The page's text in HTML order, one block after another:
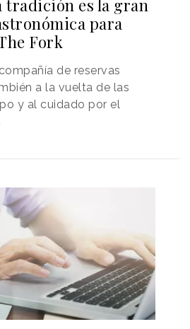
tradición es la gran
para
Fork
de reservas
a la vuelta de las
y al cuidado por el